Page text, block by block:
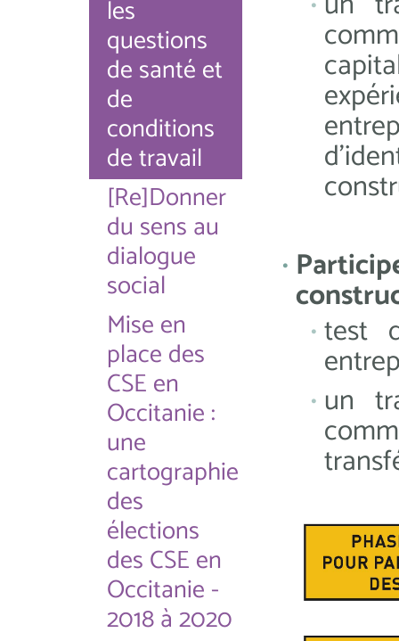
les
questions
de santé et
de
conditions
de travail
[Re]Donner
du sens au
dialogue
social
Mise en
place des
CSE en
Occitanie :
une
cartographie
des
élections
des CSE en
Occitanie -
2018 à 2020
test
un